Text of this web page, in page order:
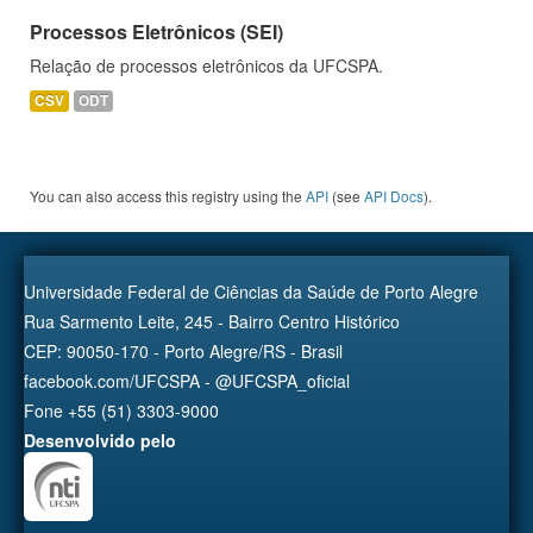
Processos Eletrônicos (SEI)
Relação de processos eletrônicos da UFCSPA.
CSV ODT
You can also access this registry using the API (see API Docs).
Universidade Federal de Ciências da Saúde de Porto Alegre
Rua Sarmento Leite, 245 - Bairro Centro Histórico
CEP: 90050-170 - Porto Alegre/RS - Brasil
facebook.com/UFCSPA - @UFCSPA_oficial
Fone +55 (51) 3303-9000
Desenvolvido pelo